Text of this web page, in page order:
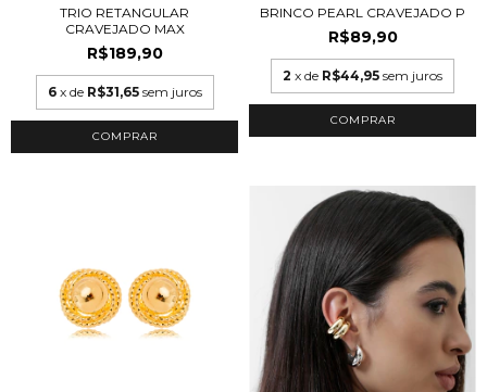
TRIO RETANGULAR
CRAVEJADO MAX
R$189,90
6 x de R$31,65 sem juros
COMPRAR
BRINCO PEARL CRAVEJADO P
R$89,90
2 x de R$44,95 sem juros
COMPRAR